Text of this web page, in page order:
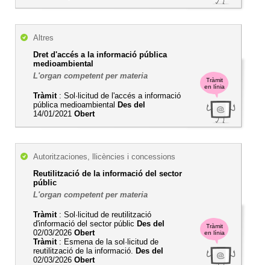
Tràmit
en línia
Altres
Dret d'accés a la informació pública
medioambiental
L'organ competent per materia
Tràmit: Sol·licitud de l'accés a informació
pública medioambiental Des del
14/01/2021 Obert
Tràmit
en línia
Autoritzaciones, llicències i concessions
Reutilització de la informació del sector
públic
L'organ competent per materia
Tràmit: Sol·licitud de reutilització
d'informació del sector públic Des del
02/03/2026 Obert
Tràmit: Esmena de la sol·licitud de
reutilització de la informació. Des del
02/03/2026 Obert